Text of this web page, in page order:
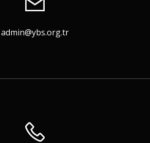
admin@ybs.org.tr